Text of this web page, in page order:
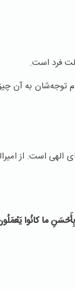
توجه‌شان به آن
است. از
ما كانُوا